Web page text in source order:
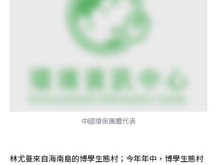
中國環保團體代表
林尤曼來自海南島的博學生態村；今年年中，博學生態村